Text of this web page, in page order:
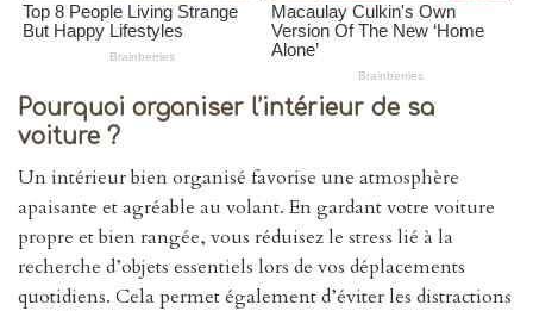
Pourquoi organiser l’intérieur de sa
voiture ?
Un intérieur bien organisé favorise une atmosphère
apaisante et agréable au volant. En gardant votre voiture
propre et bien rangée, vous réduisez le stress lié à la
recherche d’objets essentiels lors de vos déplacements
quotidiens. Cela permet également d’éviter les distractions